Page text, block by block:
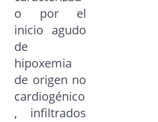
o por el
inicio agudo
de
hipoxemia
de origen no
cardiogénico
, infiltrados